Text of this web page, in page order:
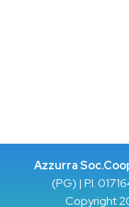
Azzurra
(PG) | P.I.
Copyright